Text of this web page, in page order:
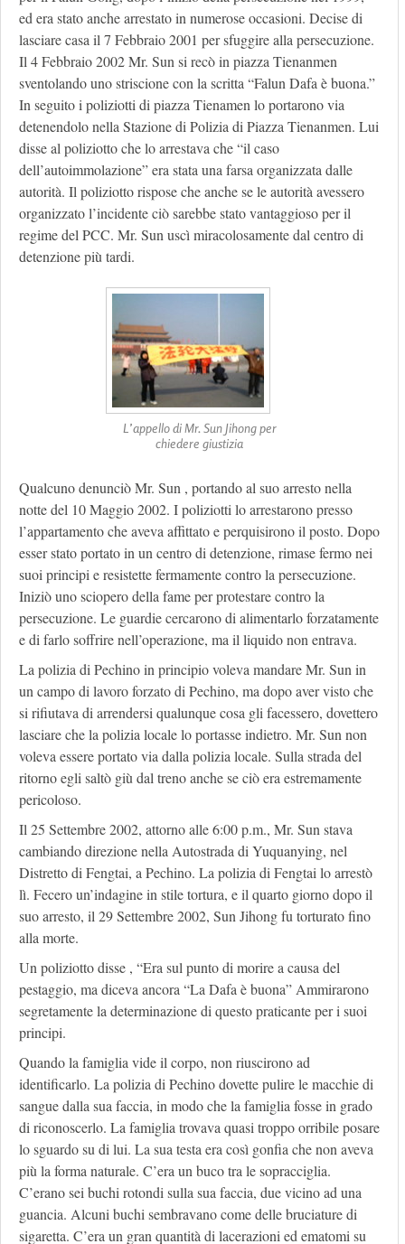
ed era stato anche arrestato in numerose occasioni. Decise di
lasciare casa il 7 Febbraio 2001 per sfuggire alla persecuzione.
Il 4 Febbraio 2002 Mr. Sun si recò in piazza Tienanmen
sventolando uno striscione con la scritta “Falun Dafa è buona.”
In seguito i poliziotti di piazza Tienamen lo portarono via
detenendolo nella Stazione di Polizia di Piazza Tienanmen. Lui
disse al poliziotto che lo arrestava che “il caso
dell’autoimmolazione” era stata una farsa organizzata dalle
autorità. Il poliziotto rispose che anche se le autorità avessero
organizzato l’incidente ciò sarebbe stato vantaggioso per il
regime del PCC. Mr. Sun uscì miracolosamente dal centro di
detenzione più tardi.
L’appello di Mr. Sun Jihong per
chiedere giustizia
Qualcuno denunciò Mr. Sun , portando al suo arresto nella
notte del 10 Maggio 2002. I poliziotti lo arrestarono presso
l’appartamento che aveva affittato e perquisirono il posto. Dopo
esser stato portato in un centro di detenzione, rimase fermo nei
suoi principi e resistette fermamente contro la persecuzione.
Iniziò uno sciopero della fame per protestare contro la
persecuzione. Le guardie cercarono di alimentarlo forzatamente
e di farlo soffrire nell’operazione, ma il liquido non entrava.
La polizia di Pechino in principio voleva mandare Mr. Sun in
un campo di lavoro forzato di Pechino, ma dopo aver visto che
si rifiutava di arrendersi qualunque cosa gli facessero, dovettero
lasciare che la polizia locale lo portasse indietro. Mr. Sun non
voleva essere portato via dalla polizia locale. Sulla strada del
ritorno egli saltò giù dal treno anche se ciò era estremamente
pericoloso.
Il 25 Settembre 2002, attorno alle 6:00 p.m., Mr. Sun stava
cambiando direzione nella Autostrada di Yuquanying, nel
Distretto di Fengtai, a Pechino. La polizia di Fengtai lo arrestò
lì. Fecero un’indagine in stile tortura, e il quarto giorno dopo il
suo arresto, il 29 Settembre 2002, Sun Jihong fu torturato fino
alla morte.
Un poliziotto disse , “Era sul punto di morire a causa del
pestaggio, ma diceva ancora “La Dafa è buona” Ammirarono
segretamente la determinazione di questo praticante per i suoi
principi.
Quando la famiglia vide il corpo, non riuscirono ad
identificarlo. La polizia di Pechino dovette pulire le macchie di
sangue dalla sua faccia, in modo che la famiglia fosse in grado
di riconoscerlo. La famiglia trovava quasi troppo orribile posare
lo sguardo su di lui. La sua testa era così gonfia che non aveva
più la forma naturale. C’era un buco tra le sopracciglia.
C’erano sei buchi rotondi sulla sua faccia, due vicino ad una
guancia. Alcuni buchi sembravano come delle bruciature di
sigaretta. C’era un gran quantità di lacerazioni ed ematomi su